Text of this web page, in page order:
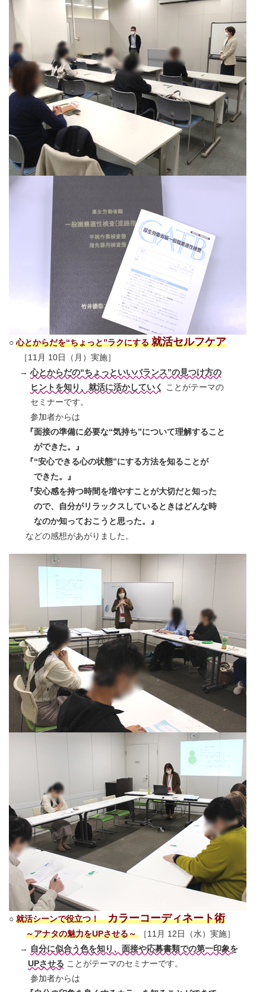
○ 心とからだを“ちょっと”ラクにする就活セルフケア
［11月 10日（月）実施］
→ 心とからだの“ちょっといいバランス”の見つけ方の
ヒントを知り、就活に活かしていく ことがテーマの
セミナーです。
参加者からは
『面接の準備に必要な“気持ち”について理解すること
ができた。』
『“安心できる心の状態”にする方法を知ることが
できた。』
『安心感を持つ時間を増やすことが大切だと知った
ので、自分がリラックスしているときはどんな時
なのか知っておこうと思った。』
などの感想があがりました。
○ 就活シーンで役立つ！カラーコーディネート術
～アナタの魅力をUPさせる～ ［11月 12日（水）実施］
→ 自分に似合う色を知り、面接や応募書類での第一印象を
UPさせる ことがテーマのセミナーです。
参加者からは